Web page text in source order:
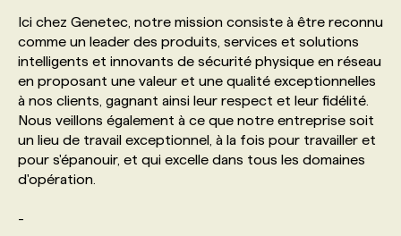
PROGRAMMES DE SUBVENTIONS
FAQ
ANNONCEZ AVEC NOUS
Ici chez Genetec, notre mission consiste à être reconnu
comme un leader des produits, services et solutions
intelligents et innovants de sécurité physique en réseau
en proposant une valeur et une qualité exceptionnelles
à nos clients, gagnant ainsi leur respect et leur fidélité.
Nous veillons également à ce que notre entreprise soit
un lieu de travail exceptionnel, à la fois pour travailler et
pour s'épanouir, et qui excelle dans tous les domaines
d'opération.
-